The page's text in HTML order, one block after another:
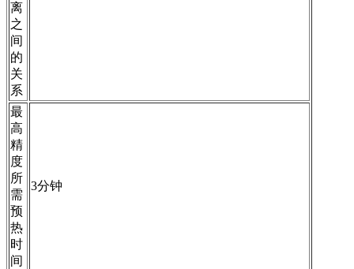
离
之
间
的
关
系
最
高
精
度
所
需
预
热
时
间
3分钟